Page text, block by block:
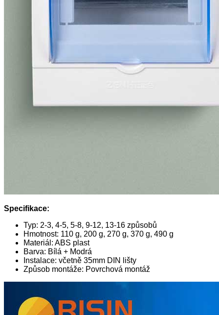
Specifikace:
Typ: 2-3, 4-5, 5-8, 9-12, 13-16 způsobů
Hmotnost: 110 g, 200 g, 270 g, 370 g, 490 g
Materiál: ABS plast
Barva: Bílá + Modrá
Instalace: včetně 35mm DIN lišty
Způsob montáže: Povrchová montáž